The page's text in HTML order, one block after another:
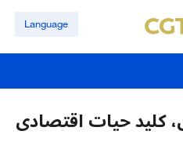
Language
حیات اقتصادی